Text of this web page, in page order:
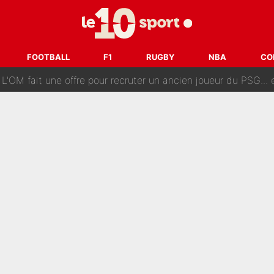
FOOTBALL F1 RUGBY NBA
annonce un premier problème pour Zinedine Zidane en
et va entrer dans une nouvelle dimension :
fait une offre pour recruter un ancien joueur du